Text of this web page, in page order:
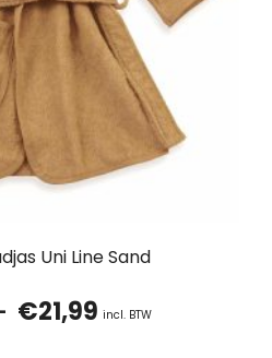
Uni Line Sand
€21,99 Prijsklasse:
€14,99
incl. BTW